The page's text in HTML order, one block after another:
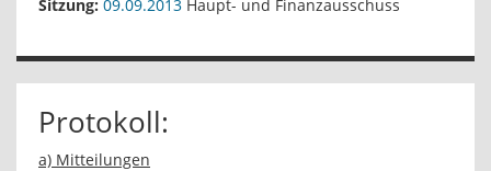
Sitzung: 09.09.2013 Haupt- und Finanzausschuss
Protokoll:
a) Mitteilungen